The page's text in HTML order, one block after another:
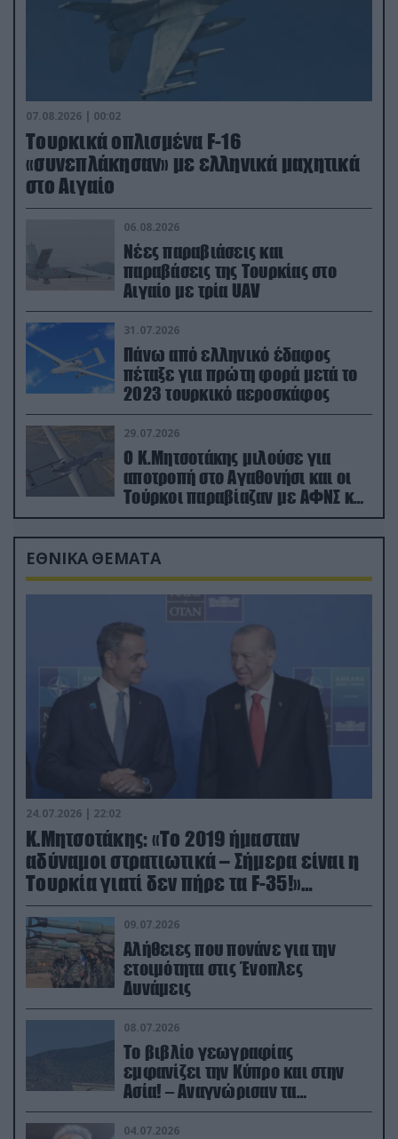
07.08.2026 | 00:02
Τουρκικά οπλισμένα F-16
«συνεπλάκησαν» με ελληνικά μαχητικά
στο Αιγαίο
06.08.2026
Νέες παραβιάσεις και
παραβάσεις της Τουρκίας στο
Αιγαίο με τρία UAV
31.07.2026
Πάνω από ελληνικό έδαφος
πέταξε για πρώτη φορά μετά το
2023 τουρκικό αεροσκάφος
29.07.2026
Ο Κ.Μητσοτάκης μιλούσε για
αποτροπή στο Αγαθονήσι και οι
Τούρκοι παραβίαζαν με ΑΦΝΣ και
drone
ΕΘΝΙΚΑ ΘΕΜΑΤΑ
24.07.2026 | 22:02
Κ.Μητσοτάκης: «Το 2019 ήμασταν
αδύναμοι στρατιωτικά – Σήμερα είναι η
Τουρκία γιατί δεν πήρε τα F-35!»
(βίντεο)
09.07.2026
Αλήθειες που πονάνε για την
ετοιμότητα στις Ένοπλες
Δυνάμεις
08.07.2026
Το βιβλίο γεωγραφίας
εμφανίζει την Κύπρο και στην
Ασία! – Αναγνώρισαν τα
κατεχόμενα; (φωτο)
04.07.2026